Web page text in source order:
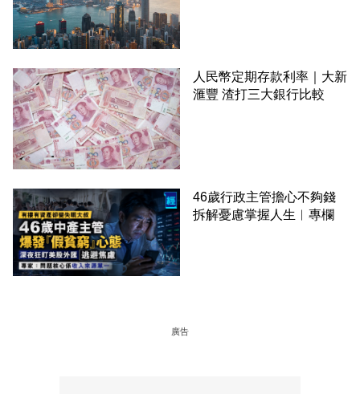
人民幣定期存款利率｜大新
滙豐 渣打三大銀行比較
46歲行政主管擔心不夠錢
拆解憂慮掌握人生︳專欄
廣告